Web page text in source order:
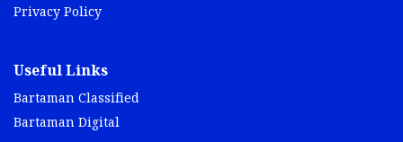
Privacy Policy
Useful Links
Bartaman Classified
Bartaman Digital